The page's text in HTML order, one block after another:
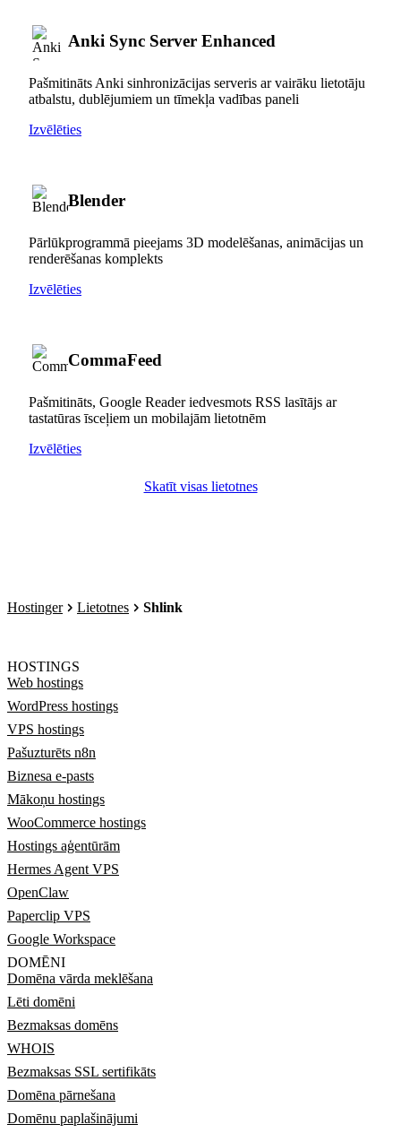
Anki Sync Server Enhanced
Pašmitināts Anki sinhronizācijas serveris ar vairāku lietotāju
atbalstu, dublējumiem un tīmekļa vadības paneli
Izvēlēties
Blender
Pārlūkprogrammā pieejams 3D modelēšanas, animācijas un
renderēšanas komplekts
Izvēlēties
CommaFeed
Pašmitināts, Google Reader iedvesmots RSS lasītājs ar
tastatūras īsceļiem un mobilajām lietotnēm
Izvēlēties
Skatīt visas lietotnes
Hostinger Lietotnes Shlink
HOSTINGS
Web hostings
WordPress hostings
VPS hostings
Pašuzturēts n8n
Biznesa e-pasts
Mākoņu hostings
WooCommerce hostings
Hostings aģentūrām
Hermes Agent VPS
OpenClaw
Paperclip VPS
Google Workspace
DOMĒNI
Domēna vārda meklēšana
Lēti domēni
Bezmaksas domēns
WHOIS
Bezmaksas SSL sertifikāts
Domēna pārnešana
Domēnu paplašinājumi